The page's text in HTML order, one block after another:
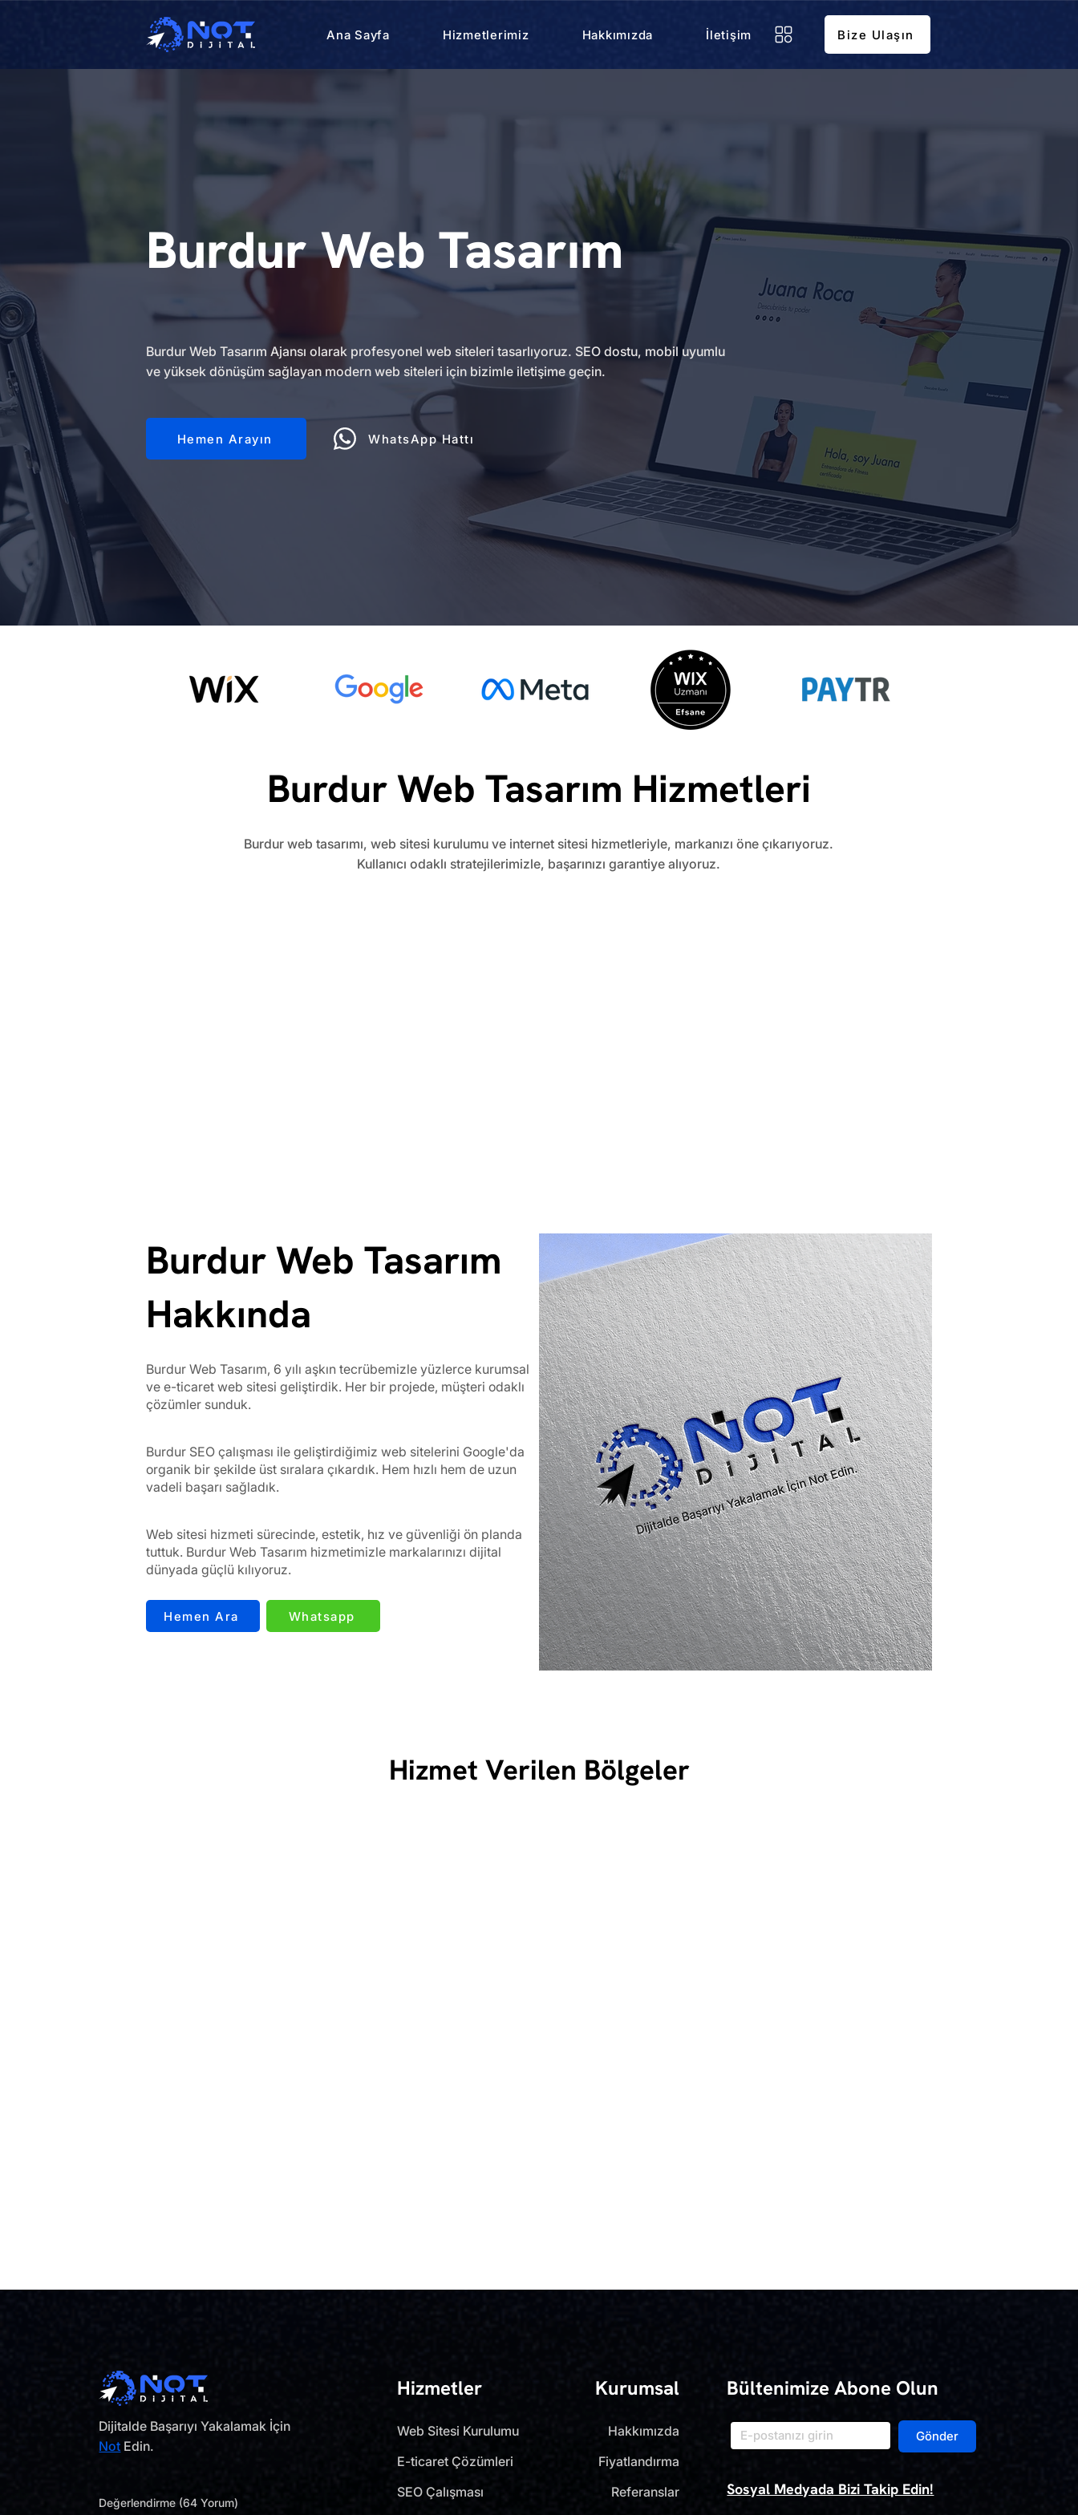
Ana Sayfa Hizmetlerimiz Hakkımızda İletişim Bize Ulaşın
Burdur Web Tasarım
Burdur Web Tasarım Ajansı olarak profesyonel web siteleri tasarlıyoruz. SEO dostu, mobil uyumlu
ve yüksek dönüşüm sağlayan modern web siteleri için bizimle iletişime geçin.
Hemen Arayın WhatsApp Hattı
Burdur Web Tasarım Hizmetleri
​Burdur web tasarımı, web sitesi kurulumu ve internet sitesi hizmetleriyle, markanızı öne çıkarıyoruz.
Kullanıcı odaklı stratejilerimizle, başarınızı garantiye alıyoruz.
Burdur Web Tasarım
Hakkında
Burdur Web Tasarım, 6 yılı aşkın tecrübemizle yüzlerce kurumsal
ve e-ticaret web sitesi geliştirdik. Her bir projede, müşteri odaklı
çözümler sunduk.
Burdur SEO çalışması ile geliştirdiğimiz web sitelerini Google'da
organik bir şekilde üst sıralara çıkardık. Hem hızlı hem de uzun
vadeli başarı sağladık.
Web sitesi hizmeti sürecinde, estetik, hız ve güvenliği ön planda
tuttuk. Burdur Web Tasarım hizmetimizle markalarınızı dijital
dünyada güçlü kılıyoruz.
Hemen Ara Whatsapp
Hizmet Verilen Bölgeler
Dijitalde Başarıyı Yakalamak İçin
Not Edin.
Değerlendirme (64 Yorum)
Hizmetler Kurumsal
Web Sitesi Kurulumu
E-ticaret Çözümleri
SEO Çalışması
Hakkımızda
Fiyatlandırma
Referanslar
Bültenimize Abone Olun
Gönder
Sosyal Medyada Bizi Takip Edin!